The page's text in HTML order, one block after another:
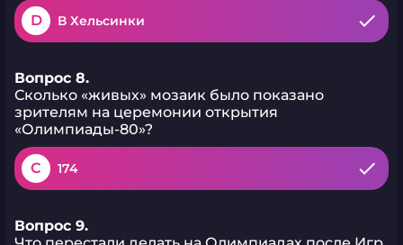
D В Хельсинки
Вопрос 8.
Сколько «живых» мозаик было показано
зрителям на церемонии открытия
«Олимпиады-80»?
C 174
Вопрос 9.